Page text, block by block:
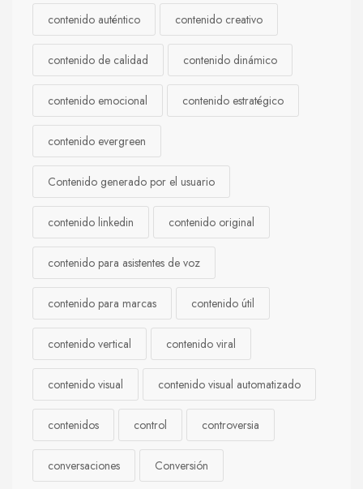
contenido auténtico contenido creativo
contenido de calidad contenido dinámico
contenido emocional contenido estratégico
contenido evergreen
Contenido generado por el usuario
contenido linkedin contenido original
contenido para asistentes de voz
contenido para marcas contenido útil
contenido vertical contenido viral
contenido visual contenido visual automatizado
contenidos control controversia
conversaciones Conversión